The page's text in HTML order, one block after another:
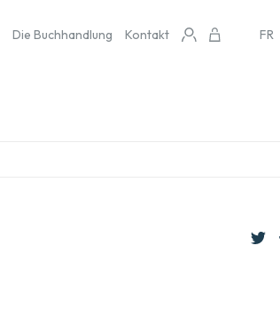
Die Buchhandlung Kontakt FR